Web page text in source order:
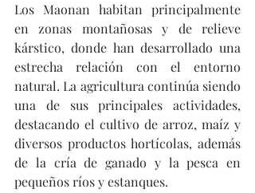
Los Maonan habitan principalmente
en zonas montañosas y de relieve
kárstico, donde han desarrollado una
estrecha relación con el entorno
natural. La agricultura continúa siendo
una de sus principales actividades,
destacando el cultivo de arroz, maíz y
diversos productos hortícolas, además
de la cría de ganado y la pesca en
pequeños ríos y estanques.